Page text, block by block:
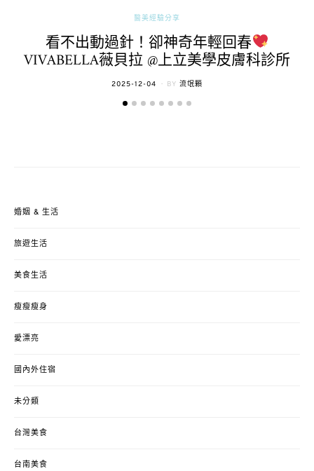
醫美經驗分享
看不出動過針！卻神奇年輕回春
VIVABELLA薇貝拉 @上立美學皮膚科診所
POSTED
2025-12-04 BY 流氓顆
婚姻 & 生活
旅遊生活
美食生活
瘦瘦瘦身
愛漂亮
國內外住宿
未分類
台灣美食
台南美食